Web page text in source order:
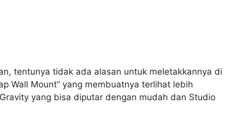
tentunya tidak ada alasan untuk meletakkannya di
Wall Mount” yang membuatnya terlihat lebih
yang bisa diputar dengan mudah dan Studio